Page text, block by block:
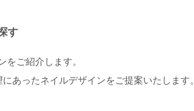
す
をご紹介します。
あったネイルデザインをご提案いたします。